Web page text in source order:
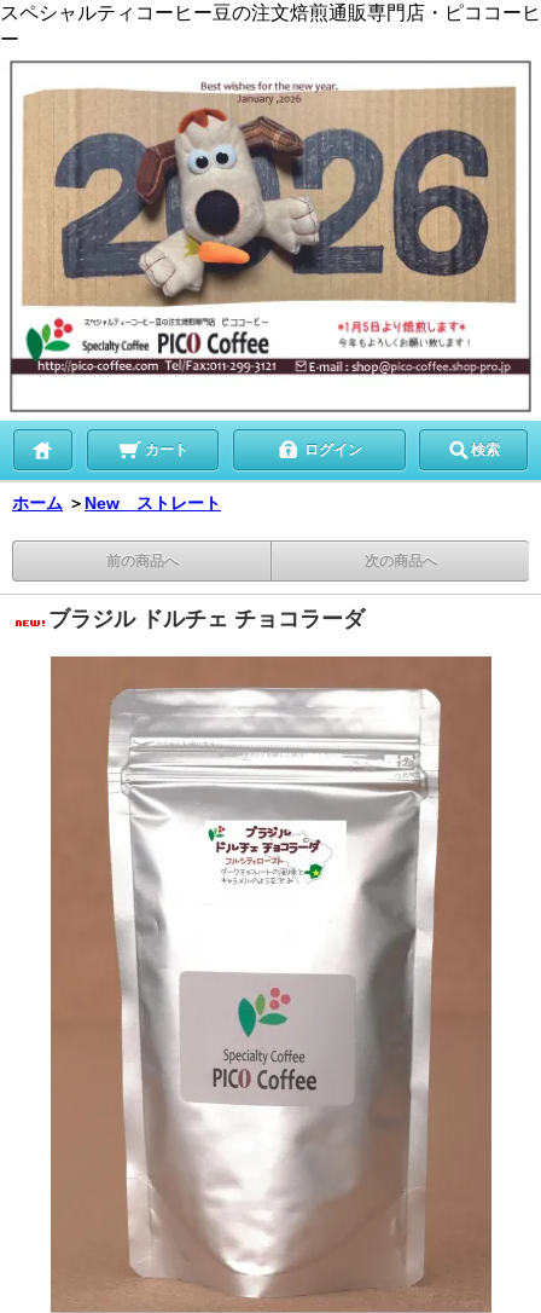
スペシャルティコーヒー豆の注文焙煎通販専門店・ピココーヒ
ー
カート ログイン 検索
ホーム ＞ New ストレート
前の商品へ 次の商品へ
ブラジル ドルチェ チョコラーダ